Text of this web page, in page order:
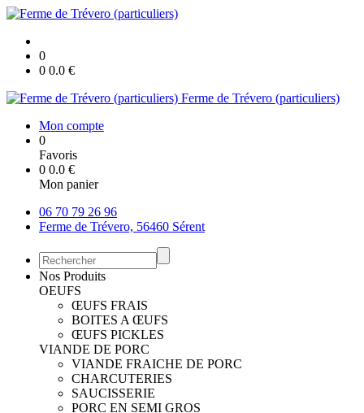
0
0 0.0 €
Ferme de Trévero (particuliers)
Mon compte
0
Favoris
0 0.0 €
Mon panier
06 70 79 26 96
Ferme de Trévero, 56460 Sérent
Nos Produits
OEUFS
ŒUFS FRAIS
BOITES A ŒUFS
ŒUFS PICKLES
VIANDE DE PORC
VIANDE FRAICHE DE PORC
CHARCUTERIES
SAUCISSERIE
PORC EN SEMI GROS